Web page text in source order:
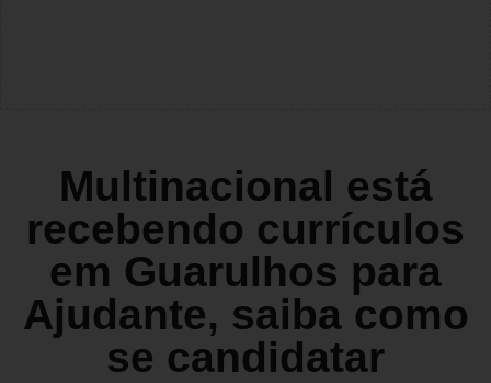
Multinacional está
recebendo currículos
em Guarulhos para
Ajudante, saiba como
se candidatar